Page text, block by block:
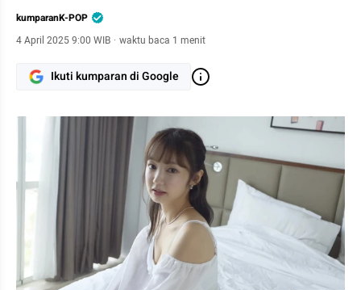
kumparanK-POP
4 April 2025 9:00 WIB · waktu baca 1 menit
Ikuti kumparan di Google